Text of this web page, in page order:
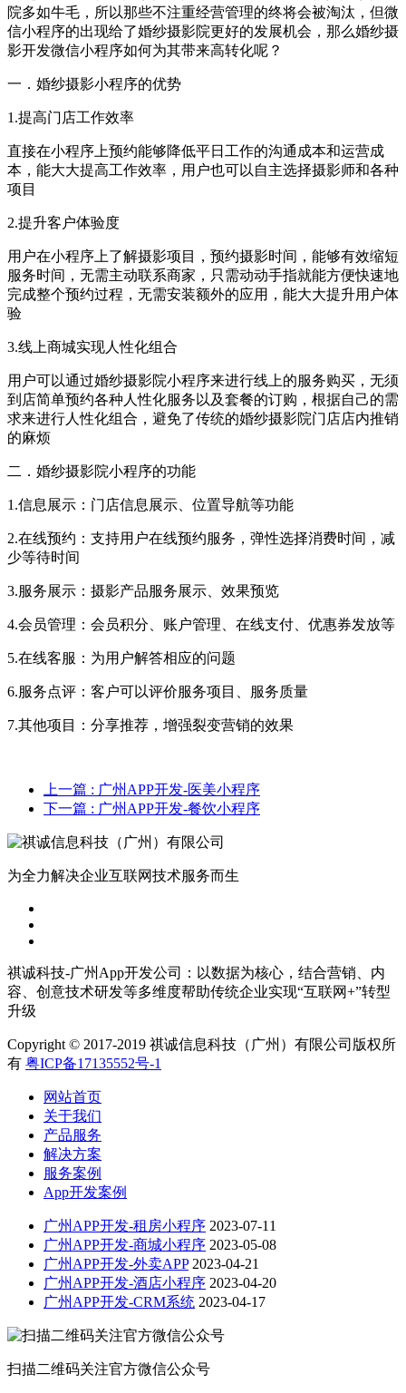
院多如牛毛，所以那些不注重经营管理的终将会被淘汰，但微
信小程序的出现给了婚纱摄影院更好的发展机会，那么婚纱摄
影开发微信小程序如何为其带来高转化呢？
一．婚纱摄影小程序的优势
1.提高门店工作效率
直接在小程序上预约能够降低平日工作的沟通成本和运营成
本，能大大提高工作效率，用户也可以自主选择摄影师和各种
项目
2.提升客户体验度
用户在小程序上了解摄影项目，预约摄影时间，能够有效缩短
服务时间，无需主动联系商家，只需动动手指就能方便快速地
完成整个预约过程，无需安装额外的应用，能大大提升用户体
验
3.线上商城实现人性化组合
用户可以通过婚纱摄影院小程序来进行线上的服务购买，无须
到店简单预约各种人性化服务以及套餐的订购，根据自己的需
求来进行人性化组合，避免了传统的婚纱摄影院门店店内推销
的麻烦
二．婚纱摄影院小程序的功能
1.信息展示：门店信息展示、位置导航等功能
2.在线预约：支持用户在线预约服务，弹性选择消费时间，减
少等待时间
3.服务展示：摄影产品服务展示、效果预览
4.会员管理：会员积分、账户管理、在线支付、优惠券发放等
5.在线客服：为用户解答相应的问题
6.服务点评：客户可以评价服务项目、服务质量
7.其他项目：分享推荐，增强裂变营销的效果
上一篇 : 广州APP开发-医美小程序
下一篇 : 广州APP开发-餐饮小程序
为全力解决企业互联网技术服务而生
祺诚科技-广州App开发公司：以数据为核心，结合营销、内
容、创意技术研发等多维度帮助传统企业实现“互联网+”转型
升级
Copyright © 2017-2019 祺诚信息科技（广州）有限公司版权所
有 粤ICP备17135552号-1
网站首页
关于我们
产品服务
解决方案
服务案例
App开发案例
广州APP开发-租房小程序 2023-07-11
广州APP开发-商城小程序 2023-05-08
广州APP开发-外卖APP 2023-04-21
广州APP开发-酒店小程序 2023-04-20
广州APP开发-CRM系统 2023-04-17
扫描二维码关注官方微信公众号